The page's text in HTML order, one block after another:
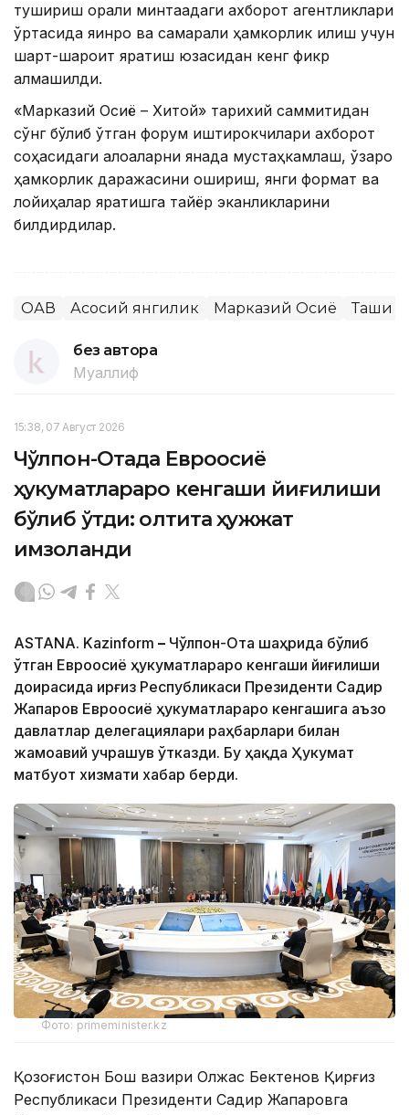
тушириш орқали минтақадаги ахборот агентликлари
ўртасида яқинроқ ва самарали ҳамкорлик қилиш учун
шарт-шароит яратиш юзасидан кенг фикр
алмашилди.
«Марказий Осиё – Хитой» тарихий саммитидан
сўнг бўлиб ўтган форум иштирокчилари ахборот
соҳасидаги алоқаларни янада мустаҳкамлаш, ўзаро
ҳамкорлик даражасини ошириш, янги формат ва
лойиҳалар яратишга тайёр эканликларини
билдирдилар.
ОАВ Асосий янгилик Марказий Осиё Ташқи
без автора
Муаллиф
15:38, 07 Август 2026
Чўлпон-Отада Евроосиё
ҳукуматлараро кенгаши йиғилиши
бўлиб ўтди: олтита ҳужжат
имзоланди
ASTANA. Kazinform – Чўлпон-Ота шаҳрида бўлиб
ўтган Евроосиё ҳукуматлараро кенгаши йиғилиши
доирасида Қирғиз Республикаси Президенти Садир
Жапаров Евроосиё ҳукуматлараро кенгашига аъзо
давлатлар делегациялари раҳбарлари билан
жамоавий учрашув ўтказди. Бу ҳақда Ҳукумат
матбуот хизмати хабар берди.
Фото: primeminister.kz
Қозоғистон Бош вазири Олжас Бектенов Қирғиз
Республикаси Президенти Садир Жапаровга